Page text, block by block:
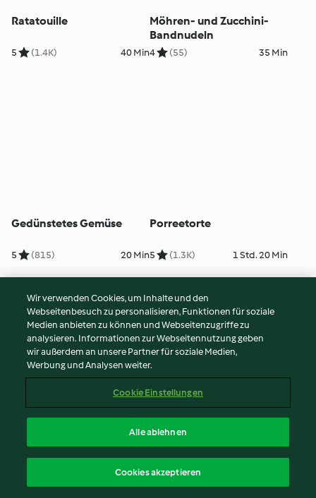
Ratatouille
5 (1.4K) 40 Min
Möhren- und Zucchini-
Bandnudeln
4 (55) 35 Min
Gedünstetes Gemüse
5 (815) 20 Min
Porreetorte
5 (1.3K) 1 Std. 20 Min
(1.6K) 50 Min5 (945) 1 Std. 45 Min
Wir verwenden Cookies, um Inhalte und den
Webseitenbesuch zu personalisieren, Funktionen für soziale
Medien anbieten zu können und Webseitenzugriffe zu
analysieren. Informationen zur Webseitennutzung geben
wir außerdem an unsere Partner für soziale Medien,
Werbung und Analysen weiter.
Cookie Einstellungen
Alle ablehnen
Cookies akzeptieren